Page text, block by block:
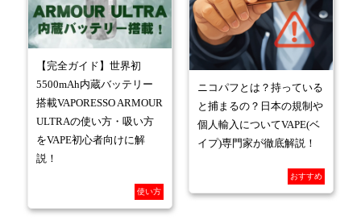
【完全ガイド】世界初
5500mAh内蔵バッテリー
搭載VAPORESSO ARMOUR
ULTRAの使い方・吸い方
をVAPE初心者向けに解
説！
使い方
ニコパフとは？持っている
と捕まるの？日本の規制や
個人輸入についてVAPE(ベ
イプ)専門家が徹底解説！
おすすめ